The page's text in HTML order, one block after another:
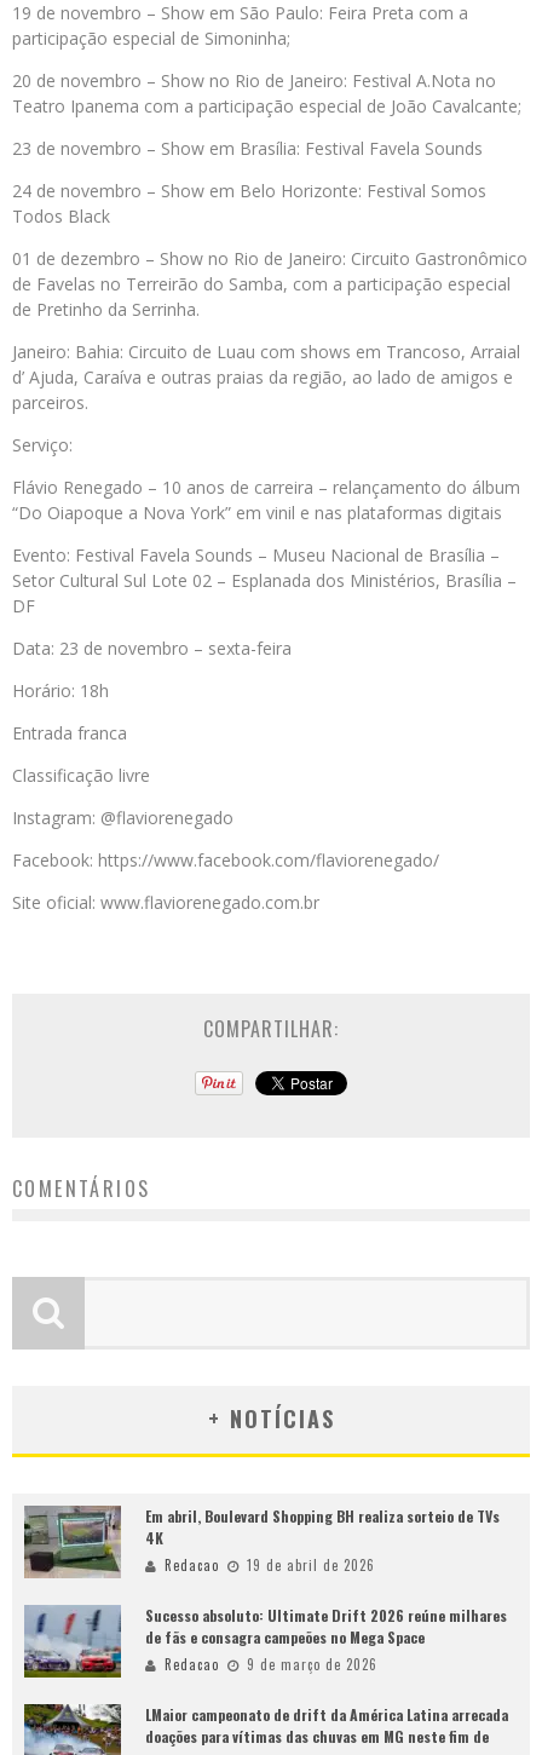
19 de novembro – Show em São Paulo: Feira Preta com a
participação especial de Simoninha;
20 de novembro – Show no Rio de Janeiro: Festival A.Nota no
Teatro Ipanema com a participação especial de João Cavalcante;
23 de novembro – Show em Brasília: Festival Favela Sounds
24 de novembro – Show em Belo Horizonte: Festival Somos
Todos Black
01 de dezembro – Show no Rio de Janeiro: Circuito Gastronômico
de Favelas no Terreirão do Samba, com a participação especial
de Pretinho da Serrinha.
Janeiro: Bahia: Circuito de Luau com shows em Trancoso, Arraial
d’ Ajuda, Caraíva e outras praias da região, ao lado de amigos e
parceiros.
Serviço:
Flávio Renegado – 10 anos de carreira – relançamento do álbum
“Do Oiapoque a Nova York” em vinil e nas plataformas digitais
Evento: Festival Favela Sounds – Museu Nacional de Brasília –
Setor Cultural Sul Lote 02 – Esplanada dos Ministérios, Brasília –
DF
Data: 23 de novembro – sexta-feira
Horário: 18h
Entrada franca
Classificação livre
Instagram: @flaviorenegado
Facebook: https://www.facebook.com/flaviorenegado/
Site oficial: www.flaviorenegado.com.br
COMPARTILHAR:
COMENTÁRIOS
+ NOTÍCIAS
Em abril, Boulevard Shopping BH realiza sorteio de TVs
4K
Redacao 19 de abril de 2026
Sucesso absoluto: Ultimate Drift 2026 reúne milhares
de fãs e consagra campeões no Mega Space
Redacao 9 de março de 2026
LMaior campeonato de drift da América Latina arrecada
doações para vítimas das chuvas em MG neste fim de